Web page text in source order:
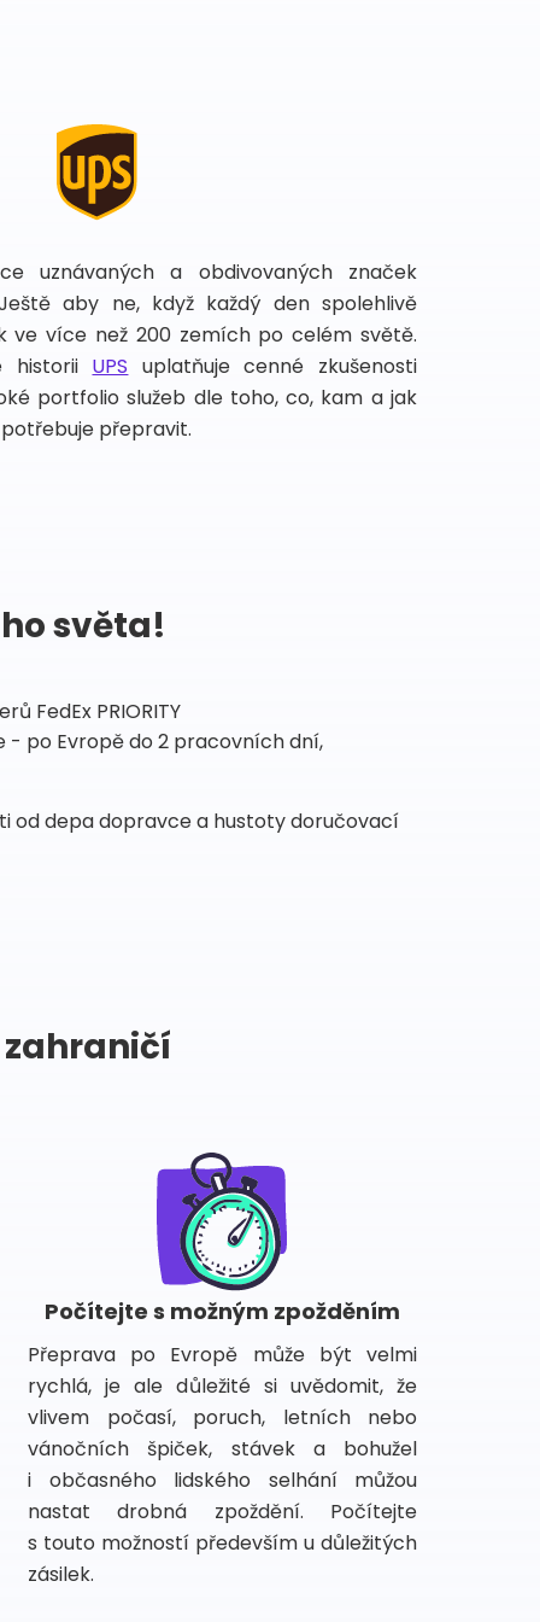
uznávaných a obdivovaných značek
aby ne, když každý den spolehlivě
ve více než 200 zemích po celém světě.
historii UPS uplatňuje cenné zkušenosti
portfolio služeb dle toho, co, kam a jak
přepravit.
světa!
FedEx PRIORITY
- po Evropě do 2 pracovních dní,
od depa dopravce a hustoty doručovací
Počítejte s možným zpožděním
Přeprava po Evropě může být velmi
rychlá, je ale důležité si uvědomit, že
vlivem počasí, poruch, letních nebo
vánočních špiček, stávek a bohužel
i občasného lidského selhání můžou
nastat drobná zpoždění. Počítejte
s touto možností především u důležitých
zásilek.